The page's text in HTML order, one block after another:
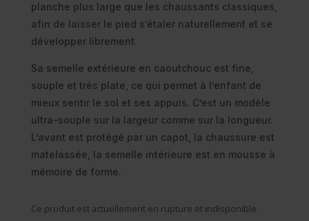
planche plus large que les chaussants classiques,
afin de laisser le pied s’étaler naturellement et se
développer librement.
Sa semelle extérieure en caoutchouc est fine,
souple et très plate, ce qui permet à l’enfant de
mieux sentir le sol et ses appuis. C’est un modèle
ultra-souple sur la largeur comme sur la longueur.
L’avant est protégé par un capot, la chaussure est
matelassée, la semelle intérieure est en mousse à
mémoire de forme.
Ce produit est actuellement en rupture et indisponible.